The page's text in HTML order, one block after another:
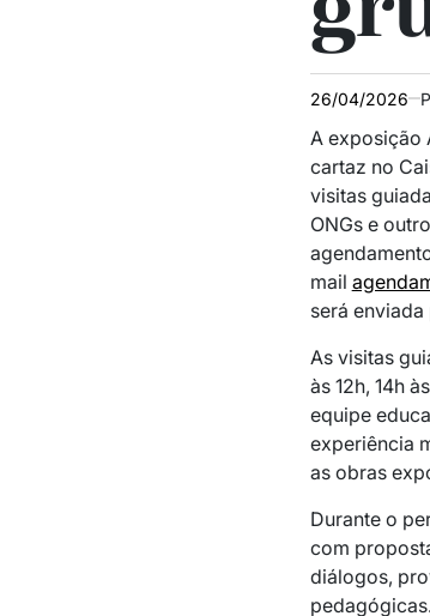
26/04/2026
A exposição
cartaz no
visitas
ONGs e
mail
será
As visitas
às 12h, 14h
equipe
experiência
as obras
Durante o
com
diálogos,